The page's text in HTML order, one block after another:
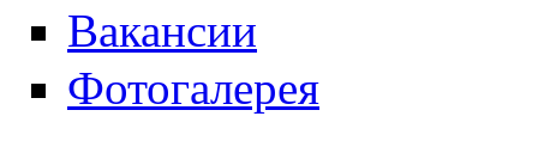
Вакансии
Фотогалерея